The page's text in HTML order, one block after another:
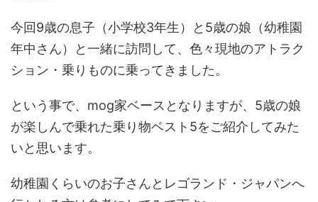
今回9歳の息子（小学校3年生）と5歳の娘（幼稚園
年中さん）と一緒に訪問して、色々現地のアトラク
ション・乗りものに乗ってきました。
という事で、mog家ベースとなりますが、5歳の娘
が楽しんで乗れた乗り物ベスト5をご紹介してみた
いと思います。
幼稚園くらいのお子さんとレゴランド・ジャパンへ